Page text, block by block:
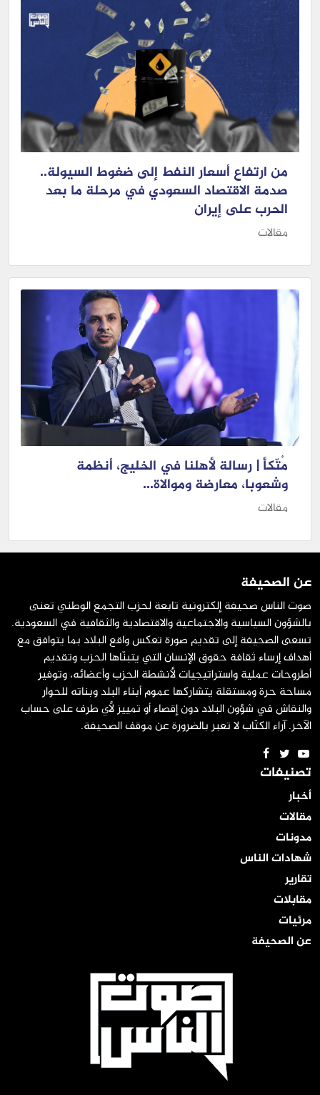
من ارتفاع أسعار النفط إلى ضغوط السيولة..
صدمة الاقتصاد السعودي في مرحلة ما بعد
الحرب على إيران
مقالات
مُتّكأ | رسالة لأهلنا في الخليج، أنظمة
وشعوبا، معارضة وموالاة...
مقالات
عن الصحيفة
صوت الناس صحيفة إلكترونية تابعة لحزب التجمع الوطني تعنى
بالشؤون السياسية والاجتماعية والاقتصادية والثقافية في السعودية.
تسعى الصحيفة إلى تقديم صورة تعكس واقع البلاد بما يتوافق مع
أهداف إرساء ثقافة حقوق الإنسان التي يتبنّاها الحزب وتقديم
أطروحات عملية واستراتيجيات لأنشطة الحزب وأعضائه، وتوفير
مساحة حرة ومستقلة يتشاركها عموم أبناء البلد وبناته للحوار
والنقاش في شؤون البلاد دون إقصاء أو تمييز لأي طرف على حساب
الآخر. آراء الكتّاب لا تعبر بالضرورة عن موقف الصحيفة.
تصنيفات
أخبار
مقالات
مدونات
شهادات الناس
تقارير
مقابلات
مرئيات
عن الصحيفة